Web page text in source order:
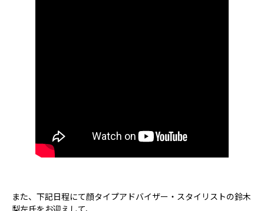
また、下記日程にて顔タイプアドバイザー・スタイリストの鈴木
梨左氏をお迎えして、